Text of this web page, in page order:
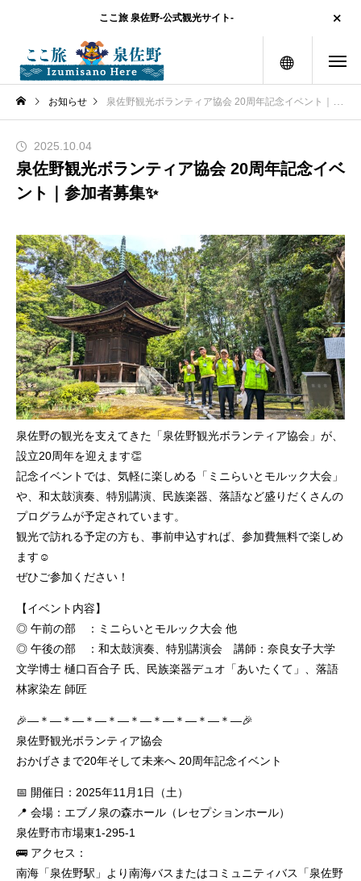
ここ旅 泉佐野-公式観光サイト-
メニュー
お知らせ 泉佐野観光ボランティア協会 20周年記念イベント｜参加者募集✨
泉佐野観光ボランティア協会 20周年記念イベ
ント｜参加者募集✨
2025.10.04
泉佐野の観光を支えてきた「泉佐野観光ボランティア協会」が、
設立20周年を迎えます👏
記念イベントでは、気軽に楽しめる「ミニらいとモルック大会」
や、和太鼓演奏、特別講演、民族楽器、落語など盛りだくさんの
プログラムが予定されています。
観光で訪れる予定の方も、事前申込すれば、参加費無料で楽しめ
ます☺
ぜひご参加ください！
【イベント内容】
◎ 午前の部 ：ミニらいとモルック大会 他
◎ 午後の部 ：和太鼓演奏、特別講演会 講師：奈良女子大学
文学博士 樋口百合子 氏、民族楽器デュオ「あいたくて」、落語
林家染左 師匠
🎉―＊―＊―＊―＊―＊―＊―＊―＊―＊―🎉
泉佐野観光ボランティア協会
おかげさまで20年そして未来へ 20周年記念イベント
📅 開催日：2025年11月1日（土）
📍 会場：エブノ泉の森ホール（レセプションホール）
泉佐野市市場東1-295-1
🚌 アクセス：
南海「泉佐野駅」より南海バスまたはコミュニティバス「泉佐野